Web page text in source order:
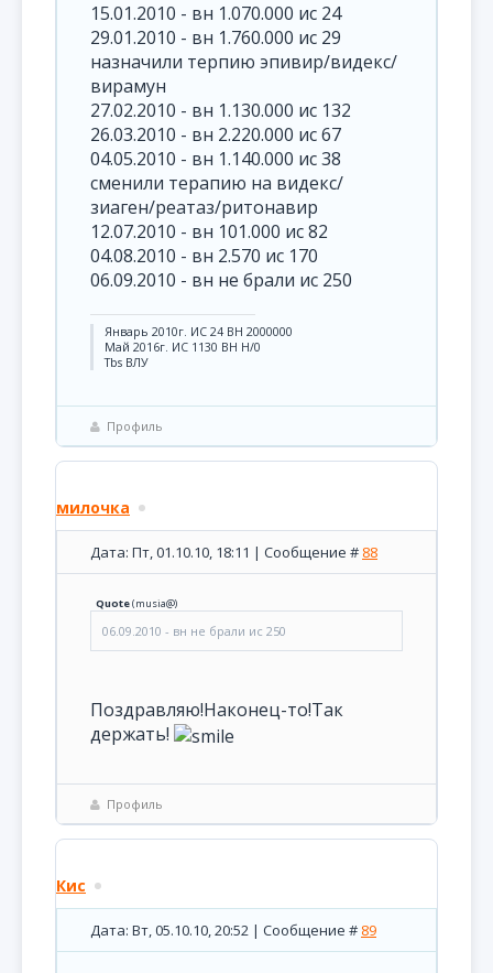
15.01.2010 - вн 1.070.000 ис 24
29.01.2010 - вн 1.760.000 ис 29
назначили терпию эпивир/видекс/
вирамун
27.02.2010 - вн 1.130.000 ис 132
26.03.2010 - вн 2.220.000 ис 67
04.05.2010 - вн 1.140.000 ис 38
сменили терапию на видекс/
зиаген/реатаз/ритонавир
12.07.2010 - вн 101.000 ис 82
04.08.2010 - вн 2.570 ис 170
06.09.2010 - вн не брали ис 250
Январь 2010г. ИС 24 ВН 2000000
Май 2016г. ИС 1130 ВН Н/0
Tbs ВЛУ
Профиль
милочка
Дата: Пт, 01.10.10, 18:11 | Сообщение # 88
Quote(musia@)
06.09.2010 - вн не брали ис 250
Поздравляю!Наконец-то!Так
держать!
Профиль
Кис
Дата: Вт, 05.10.10, 20:52 | Сообщение # 89